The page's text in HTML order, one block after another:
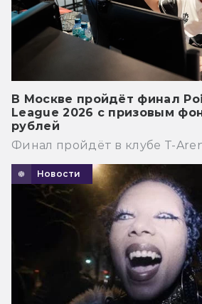
В Москве пройдёт финал
League 2026 с призовым
рублей
Финал пройдёт в клубе T-
Новости